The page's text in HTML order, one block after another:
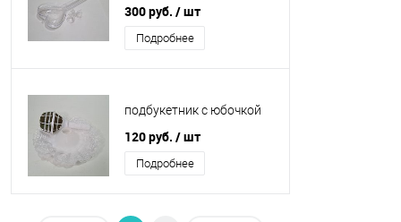
комплекте 3 держателя
для конфет, фруктов.
300 руб. / шт
Подробнее
подбукетник с юбочкой
120 руб. / шт
Подробнее